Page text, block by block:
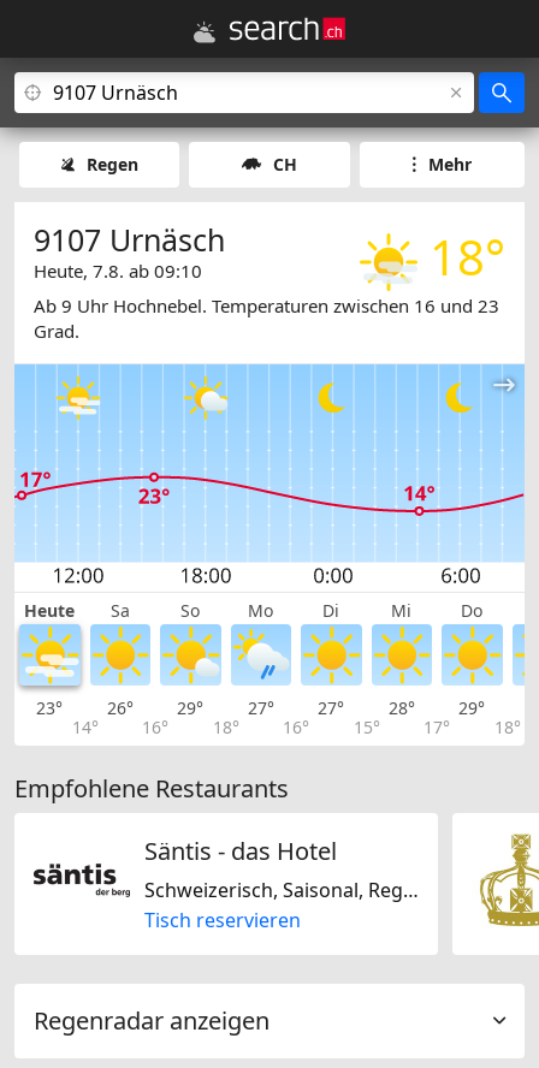
Regen CH Mehr
18°
9107 Urnäsch
Heute, 7.8. ab 09:10
Ab 9 Uhr Hochnebel. Temperaturen zwischen 16 und 23
Grad.
Heute Sa So Mo Di Mi Do
23°
14°
26°
16°
29°
18°
27°
16°
27°
15°
28°
17°
29°
18°
Empfohlene Restaurants
Säntis - das Hotel
Schweizerisch, Saisonal, Regional
Tisch reservieren
Regenradar anzeigen